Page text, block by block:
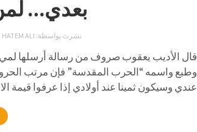
بعدي…
نشرت بواسطة: HATEM ALI
قال الأديب يعقوب صروف من رسالة أرسلها
وطبع واسمه “الحرب المقدسة” فإن مرتب
عندي وسيكون ثمينا عند أولادي إذا عرفوا قيمة